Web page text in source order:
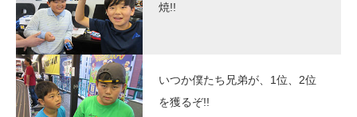
焼!!
いつか僕たち兄弟が、1位、2位
を獲るぞ!!